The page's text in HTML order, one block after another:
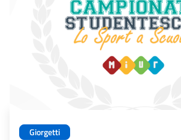
Giorgetti